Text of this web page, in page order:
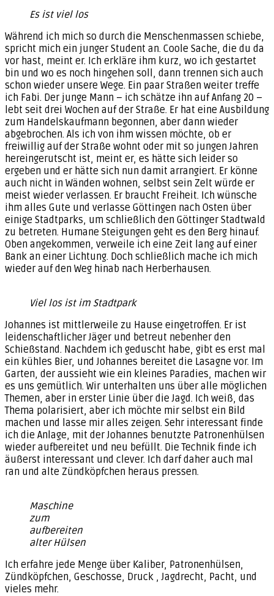
Es ist viel los
Während ich mich so durch die Menschenmassen schiebe,
spricht mich ein junger Student an. Coole Sache, die du da
vor hast, meint er. Ich erkläre ihm kurz, wo ich gestartet
bin und wo es noch hingehen soll, dann trennen sich auch
schon wieder unsere Wege. Ein paar Straßen weiter treffe
ich Fabi. Der junge Mann – ich schätze ihn auf Anfang 20 –
lebt seit drei Wochen auf der Straße. Er hat eine Ausbildung
zum Handelskaufmann begonnen, aber dann wieder
abgebrochen. Als ich von ihm wissen möchte, ob er
freiwillig auf der Straße wohnt oder mit so jungen Jahren
hereingerutscht ist, meint er, es hätte sich leider so
ergeben und er hätte sich nun damit arrangiert. Er könne
auch nicht in Wänden wohnen, selbst sein Zelt würde er
meist wieder verlassen. Er braucht Freiheit. Ich wünsche
ihm alles Gute und verlasse Göttingen nach Osten über
einige Stadtparks, um schließlich den Göttinger Stadtwald
zu betreten. Humane Steigungen geht es den Berg hinauf.
Oben angekommen, verweile ich eine Zeit lang auf einer
Bank an einer Lichtung. Doch schließlich mache ich mich
wieder auf den Weg hinab nach Herberhausen.
Viel los ist im Stadtpark
Johannes ist mittlerweile zu Hause eingetroffen. Er ist
leidenschaftlicher Jäger und betreut nebenher den
Schießstand. Nachdem ich geduscht habe, gibt es erst mal
ein kühles Bier, und Johannes bereitet die Lasagne vor. Im
Garten, der aussieht wie ein kleines Paradies, machen wir
es uns gemütlich. Wir unterhalten uns über alle möglichen
Themen, aber in erster Linie über die Jagd. Ich weiß, das
Thema polarisiert, aber ich möchte mir selbst ein Bild
machen und lasse mir alles zeigen. Sehr interessant finde
ich die Anlage, mit der Johannes benutzte Patronenhülsen
wieder aufbereitet und neu befüllt. Die Technik finde ich
äußerst interessant und clever. Ich darf daher auch mal
ran und alte Zündköpfchen heraus pressen.
Maschine
zum
aufbereiten
alter Hülsen
Ich erfahre jede Menge über Kaliber, Patronenhülsen,
Zündköpfchen, Geschosse, Druck , Jagdrecht, Pacht, und
vieles mehr.